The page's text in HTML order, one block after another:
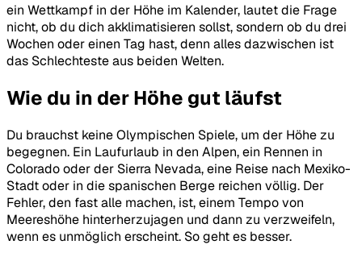
ein Wettkampf in der Höhe im Kalender, lautet die Frage
nicht, ob du dich akklimatisieren sollst, sondern ob du drei
Wochen oder einen Tag hast, denn alles dazwischen ist
das Schlechteste aus beiden Welten.
Wie du in der Höhe gut läufst
Du brauchst keine Olympischen Spiele, um der Höhe zu
begegnen. Ein Laufurlaub in den Alpen, ein Rennen in
Colorado oder der Sierra Nevada, eine Reise nach Mexiko-
Stadt oder in die spanischen Berge reichen völlig. Der
Fehler, den fast alle machen, ist, einem Tempo von
Meereshöhe hinterherzujagen und dann zu verzweifeln,
wenn es unmöglich erscheint. So geht es besser.